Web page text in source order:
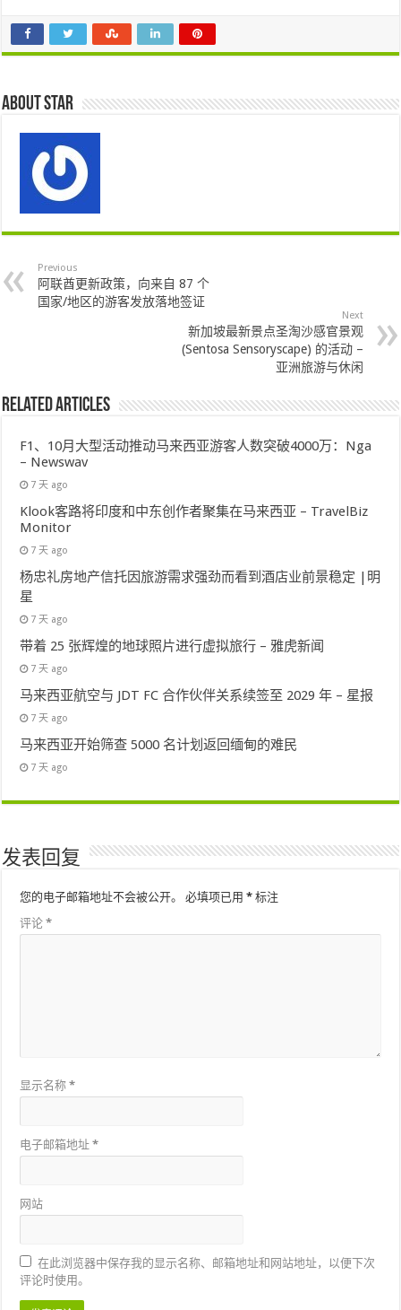
About star
Previous
阿联酋更新政策，向来自 87 个
国家/地区的游客发放落地签证
Next
新加坡最新景点圣淘沙感官景观
(Sentosa Sensoryscape) 的活动 –
亚洲旅游与休闲
Related Articles
F1、10月大型活动推动马来西亚游客人数突破4000万：Nga
– Newswav
7 天 ago
Klook客路将印度和中东创作者聚集在马来西亚 – TravelBiz
Monitor
7 天 ago
杨忠礼房地产信托因旅游需求强劲而看到酒店业前景稳定 |明
星
7 天 ago
带着 25 张辉煌的地球照片进行虚拟旅行 – 雅虎新闻
7 天 ago
马来西亚航空与 JDT FC 合作伙伴关系续签至 2029 年 – 星报
7 天 ago
马来西亚开始筛查 5000 名计划返回缅甸的难民
7 天 ago
发表回复
您的电子邮箱地址不会被公开。 必填项已用* 标注
评论*
显示名称*
电子邮箱地址*
网站
在此浏览器中保存我的显示名称、邮箱地址和网站地址，以便下次
评论时使用。